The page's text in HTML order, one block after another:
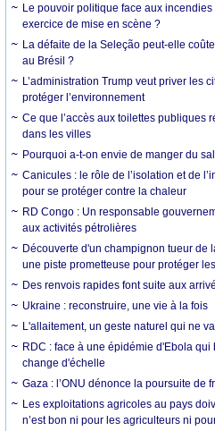
Le pouvoir politique face aux
exercice de mise en scène ?
La défaite de la Seleção peut-elle
au Brésil ?
L’administration Trump veut priver les
protéger l’environnement
Ce que l’accès aux toilettes publiques
dans les villes
Pourquoi a-t-on envie de manger du
Canicules : le rôle de l’isolation et de
pour se protéger contre la chaleur
RD Congo : Un responsable
aux activités pétrolières
Découverte d'un champignon tueur de
une piste prometteuse pour protéger
Des renvois rapides font suite aux
Ukraine : reconstruire, une vie à la fois
L'allaitement, un geste naturel qui ne
RDC : face à une épidémie d'Ebola qui
change d'échelle
Gaza : l’ONU dénonce la poursuite de
Les exploitations agricoles au pays
n’est bon ni pour les agriculteurs ni